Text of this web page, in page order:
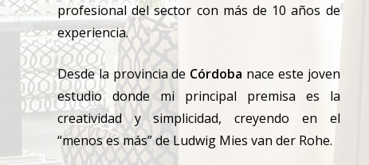
profesional del sector con más de 10 años de
experiencia.
Desde la provincia de Córdoba nace este joven
estudio donde mi principal premisa es la
creatividad y simplicidad, creyendo en el
“menos es más” de Ludwig Mies van der Rohe.